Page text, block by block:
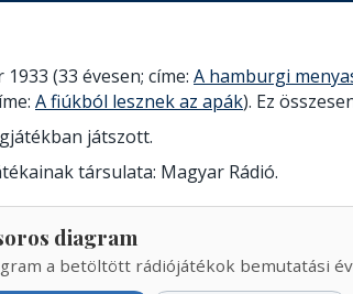
1933 (33 évesen; címe: A hamburgi
A fiúkból lesznek az apák). Ez
játszott.
társulata: Magyar Rádió.
diagram
a betöltött rádiójátékok bemutatási